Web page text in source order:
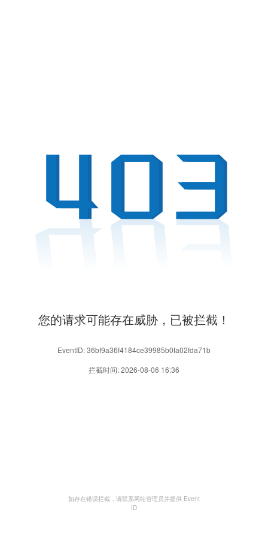
您的请求可能存在威胁，已被拦截！
EventID: 36bf9a36f4184ce39985b0fa02fda71b
拦截时间: 2026-08-06 16:36
如存在错误拦截，请联系网站管理员并提供 Event
ID